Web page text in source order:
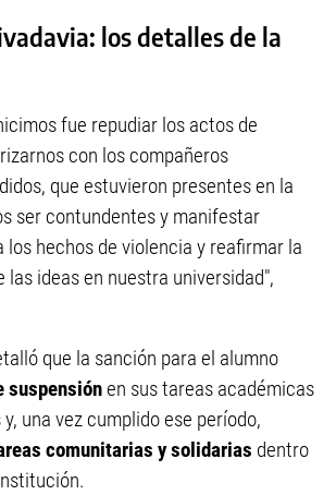
los detalles de la
fue repudiar los actos de
con los compañeros
que estuvieron presentes en la
ser contundentes y manifestar
los hechos de violencia y reafirmar la
las ideas en nuestra universidad",
que la sanción para el alumno
suspensiónen sus tareas académicas
una vez cumplido ese período,
comunitarias y solidarias dentro